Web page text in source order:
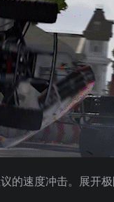
的速度冲击。展开